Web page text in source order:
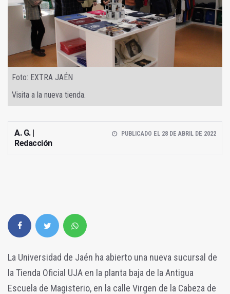
Foto: EXTRA JAÉN
Visita a la nueva tienda.
A. G. |
Redacción
PUBLICADO EL 28 DE ABRIL DE 2022
La Universidad de Jaén ha abierto una nueva sucursal de
la Tienda Oficial UJA en la planta baja de la Antigua
Escuela de Magisterio, en la calle Virgen de la Cabeza de